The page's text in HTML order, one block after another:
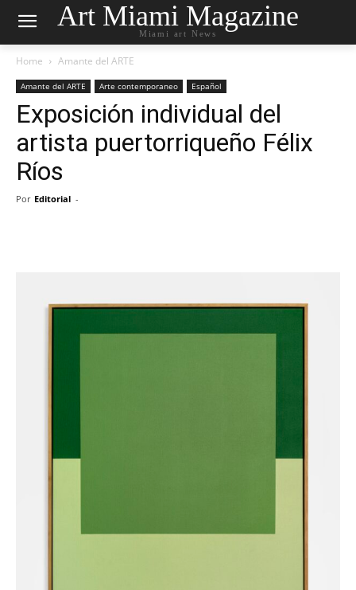
Art Miami Magazine
Miami art News
Home Amante del ARTE
Amante del ARTE Arte contemporaneo Español
Exposición individual del
artista puertorriqueño Félix
Ríos
Por Editorial -